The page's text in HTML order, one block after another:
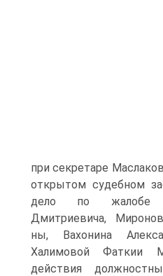
при секретаре
открытом судебном
дело по жалобе
Дмитриевича,
ны, Вахонина
Халимовой Фаткии
действия